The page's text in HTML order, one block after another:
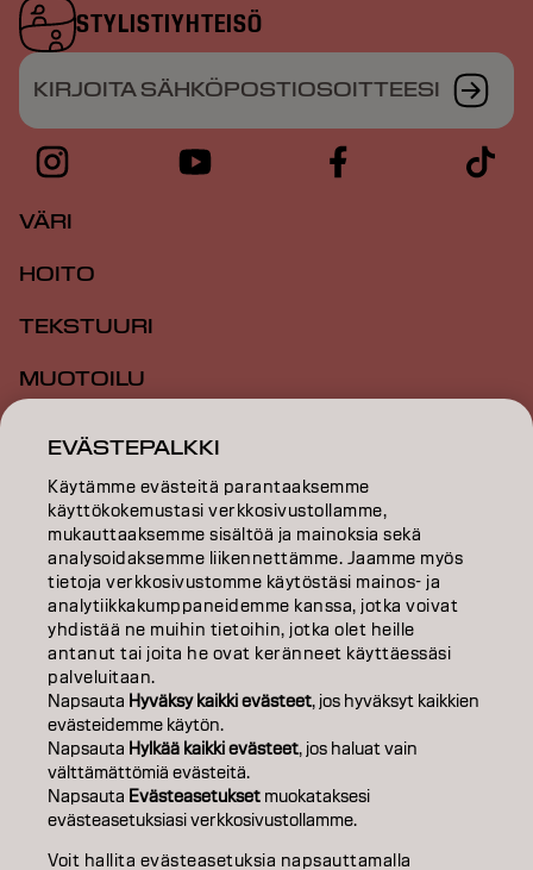
STYLISTIYHTEISÖ
KIRJOITA SÄHKÖPOSTIOSOITTEESI
VÄRI
HOITO
TEKSTUURI
MUOTOILU
INSPIRAATIO
KOULUTUS
TIETOA MEISTÄ
SALON FINDER
RYHDY KUMPPANIKSI
OTA YHTEYTTÄ
JulkaisijaTietosuojakäytäntö
Accessibility
EVÄSTEPALKKI
Käytämme evästeitä parantaaksemme
käyttökokemustasi verkkosivustollamme,
mukauttaaksemme sisältöä ja mainoksia sekä
analysoidaksemme liikennettämme. Jaamme myös
tietoja verkkosivustomme käytöstäsi mainos- ja
analytiikkakumppaneidemme kanssa, jotka voivat
yhdistää ne muihin tietoihin, jotka olet heille
antanut tai joita he ovat keränneet käyttäessäsi
palveluitaan.
Napsauta Hyväksy kaikki evästeet, jos hyväksyt kaikkien
evästeidemme käytön.
Napsauta Hylkää kaikki evästeet, jos haluat vain
välttämättömiä evästeitä.
Napsauta Evästeasetukset muokataksesi
evästeasetuksiasi verkkosivustollamme.
Voit hallita evästeasetuksia napsauttamalla